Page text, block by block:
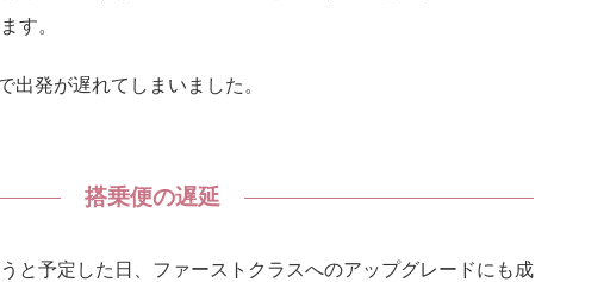
す。
発が遅れてしまいました。
搭乗便の遅延
と予定した日、ファーストクラスへのアップグレードにも成